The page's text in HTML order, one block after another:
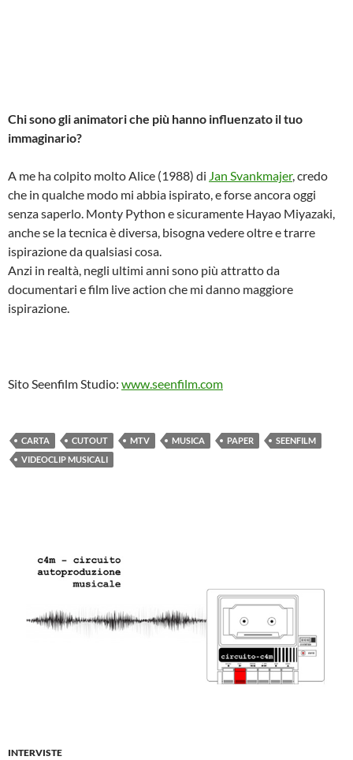
Chi sono gli animatori che più hanno influenzato il tuo
immaginario?
A me ha colpito molto Alice (1988) di Jan Svankmajer, credo
che in qualche modo mi abbia ispirato, e forse ancora oggi
senza saperlo. Monty Python e sicuramente Hayao Miyazaki,
anche se la tecnica è diversa, bisogna vedere oltre e trarre
ispirazione da qualsiasi cosa.
Anzi in realtà, negli ultimi anni sono più attratto da
documentari e film live action che mi danno maggiore
ispirazione.
Sito Seenfilm Studio: www.seenfilm.com
CARTA CUTOUT MTV MUSICA PAPER
SEENFILM
VIDEOCLIP MUSICALI
INTERVISTE